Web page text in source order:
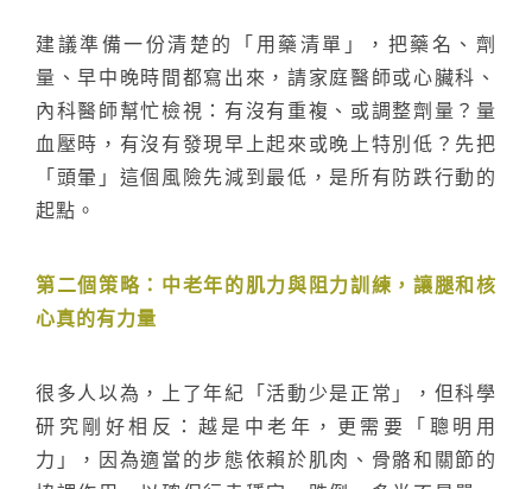
熱門搜尋 太格AI報你知 隔音建材
ESG 碳足跡計算器
太格奧運五環 台灣綠建材
建議準備一份清楚的「用藥清單」，把藥名、劑
量、早中晚時間都寫出來，請家庭醫師或心臟科、
內科醫師幫忙檢視：有沒有重複、或調整劑量？量
血壓時，有沒有發現早上起來或晚上特別低？先把
「頭暈」這個風險先減到最低，是所有防跌行動的
起點。
第二個策略：中老年的肌力與阻力訓練，讓腿和核
心真的有力量
很多人以為，上了年紀「活動少是正常」，但科學
研究剛好相反：越是中老年，更需要「聰明用
力」，因為適當的步態依賴於肌肉、骨骼和關節的